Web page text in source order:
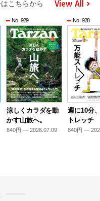
こちらから View All
No. 929
涼しくカラダを動
かす山旅へ。
840円 — 2026.07.09
No. 928
週に10分
トレッチ
840円 —